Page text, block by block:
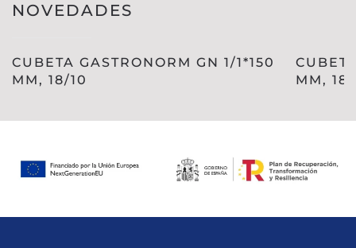
NOVEDADES
CUBETA GASTRONORM GN 1/1*150
MM, 18/10
MM, 18/